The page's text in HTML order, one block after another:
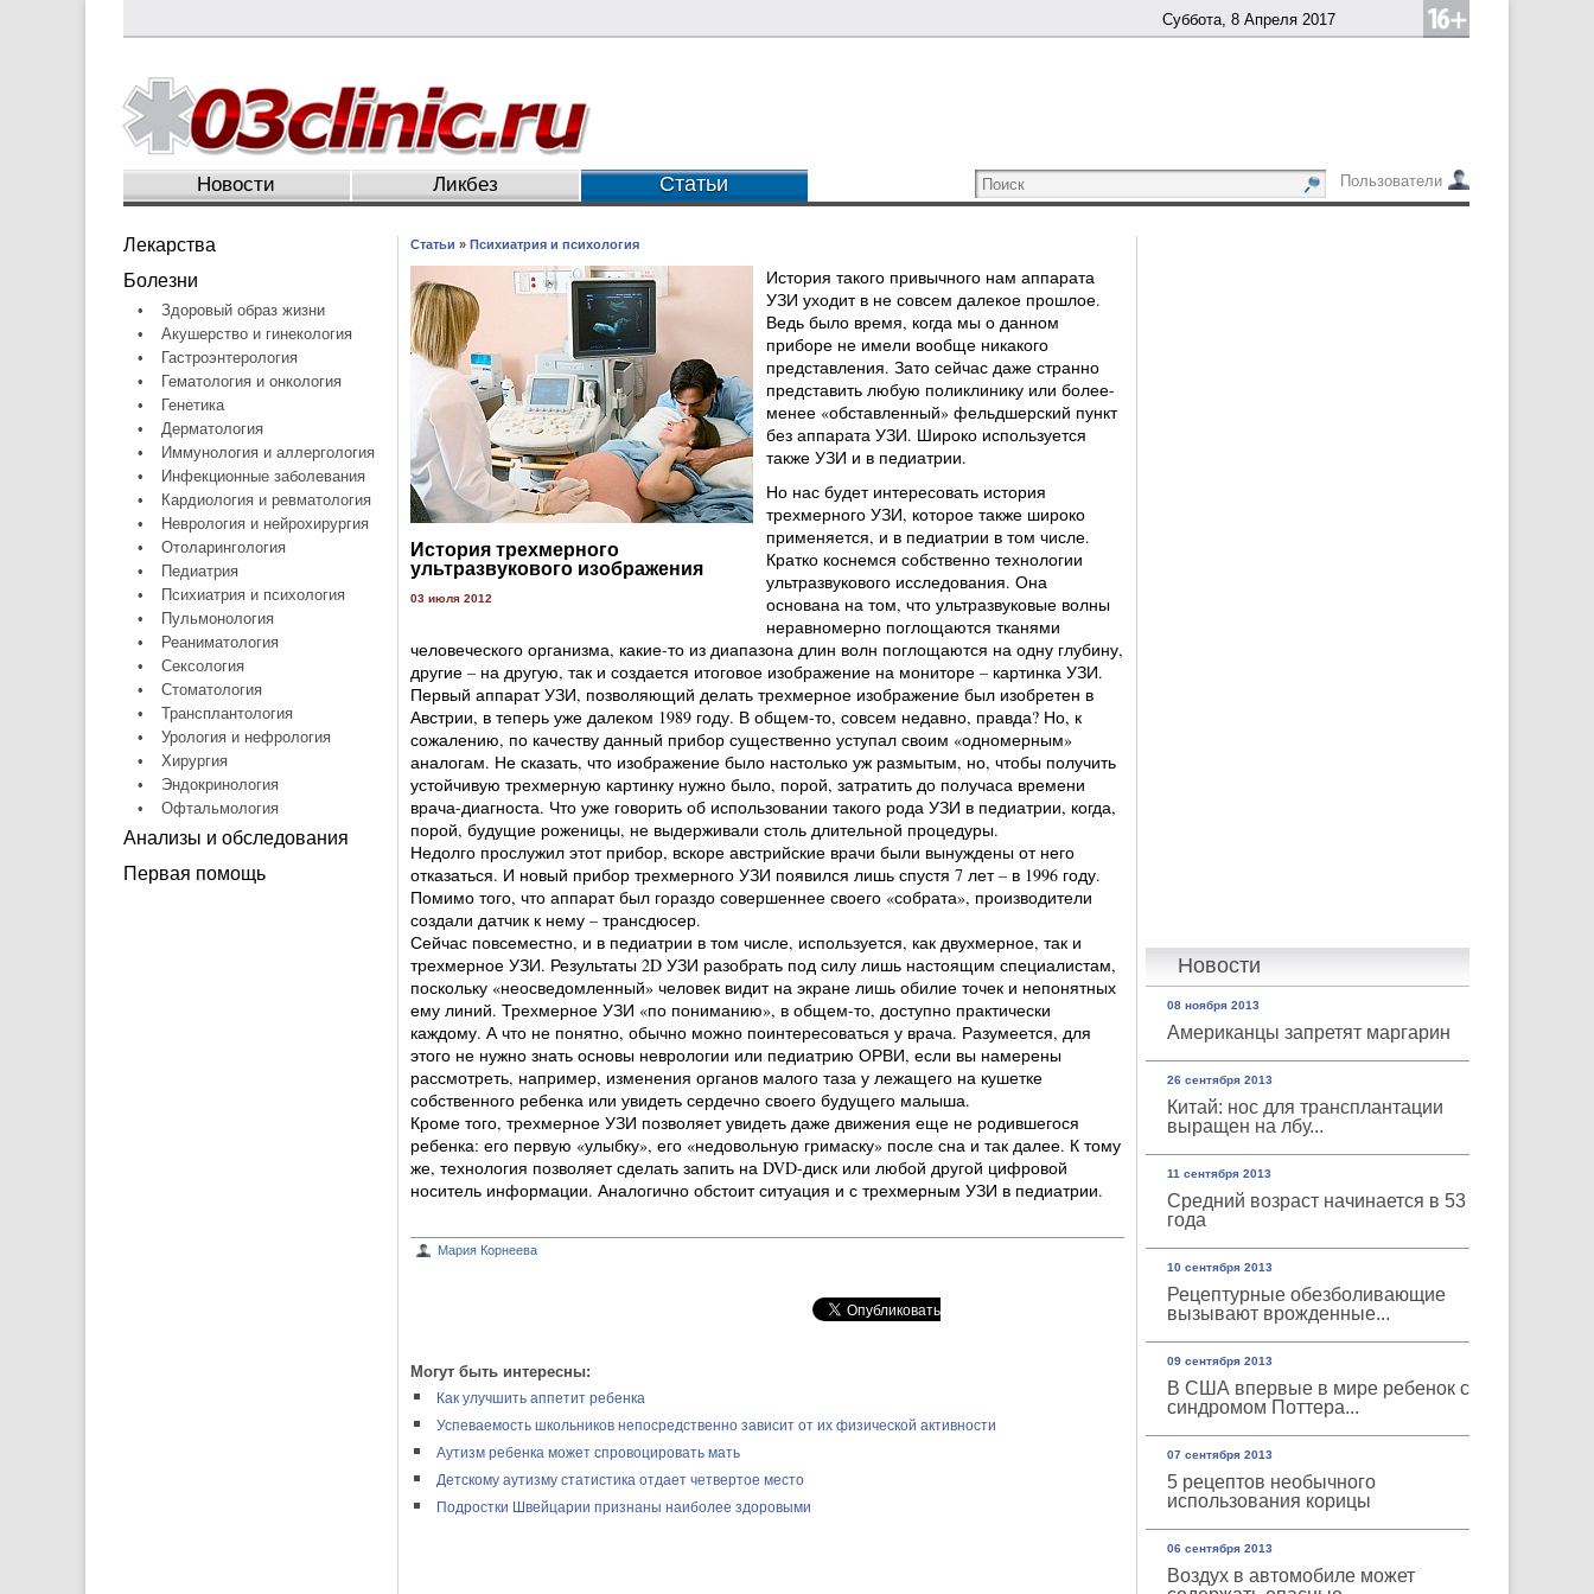
Суббота, 8 Апреля 2017
Пользователи
Новости Ликбез Статьи
Лекарства
Болезни
•
Здоровый образ жизни
•
Акушерство и гинекология
•
Гастроэнтерология
•
Гематология и онкология
•
Генетика
•
Дерматология
•
Иммунология и аллергология
•
Инфекционные заболевания
•
Кардиология и ревматология
•
Неврология и нейрохирургия
•
Отоларингология
•
Педиатрия
•
Психиатрия и психология
•
Пульмонология
•
Реаниматология
•
Сексология
•
Стоматология
•
Трансплантология
•
Урология и нефрология
•
Хирургия
•
Эндокринология
•
Офтальмология
Анализы и обследования
Первая помощь
Новости
08 ноября 2013
Американцы запретят маргарин
26 сентября 2013
Китай: нос для трансплантации
выращен на лбу...
11 сентября 2013
Средний возраст начинается в 53
года
10 сентября 2013
Рецептурные обезболивающие
вызывают врожденные...
09 сентября 2013
В США впервые в мире ребенок с
синдромом Поттера...
07 сентября 2013
5 рецептов необычного
использования корицы
06 сентября 2013
Воздух в автомобиле может
Статьи » Психиатрия и психология
История трехмерного
ультразвукового изображения
03 июля 2012
История такого привычного нам аппарата
УЗИ уходит в не совсем далекое прошлое.
Ведь было время, когда мы о данном
приборе не имели вообще никакого
представления. Зато сейчас даже странно
представить любую поликлинику или более-
менее «обставленный» фельдшерский пункт
без аппарата УЗИ. Широко используется
также УЗИ и в педиатрии.
Но нас будет интересовать история
трехмерного УЗИ, которое также широко
применяется, и в педиатрии в том числе.
Кратко коснемся собственно технологии
ультразвукового исследования. Она
основана на том, что ультразвуковые волны
неравномерно поглощаются тканями
человеческого организма, какие-то из диапазона длин волн поглощаются на одну глубину,
другие – на другую, так и создается итоговое изображение на мониторе – картинка УЗИ.
Первый аппарат УЗИ, позволяющий делать трехмерное изображение был изобретен в
Австрии, в теперь уже далеком 1989 году. В общем-то, совсем недавно, правда? Но, к
сожалению, по качеству данный прибор существенно уступал своим «одномерным»
аналогам. Не сказать, что изображение было настолько уж размытым, но, чтобы получить
устойчивую трехмерную картинку нужно было, порой, затратить до получаса времени
врача-диагноста. Что уже говорить об использовании такого рода УЗИ в педиатрии, когда,
порой, будущие роженицы, не выдерживали столь длительной процедуры.
Недолго прослужил этот прибор, вскоре австрийские врачи были вынуждены от него
отказаться. И новый прибор трехмерного УЗИ появился лишь спустя 7 лет – в 1996 году.
Помимо того, что аппарат был гораздо совершеннее своего «собрата», производители
создали датчик к нему – трансдюсер.
Сейчас повсеместно, и в педиатрии в том числе, используется, как двухмерное, так и
трехмерное УЗИ. Результаты 2D УЗИ разобрать под силу лишь настоящим специалистам,
поскольку «неосведомленный» человек видит на экране лишь обилие точек и непонятных
ему линий. Трехмерное УЗИ «по пониманию», в общем-то, доступно практически
каждому. А что не понятно, обычно можно поинтересоваться у врача. Разумеется, для
этого не нужно знать основы неврологии или педиатрию ОРВИ, если вы намерены
рассмотреть, например, изменения органов малого таза у лежащего на кушетке
собственного ребенка или увидеть сердечно своего будущего малыша.
Кроме того, трехмерное УЗИ позволяет увидеть даже движения еще не родившегося
ребенка: его первую «улыбку», его «недовольную гримаску» после сна и так далее. К тому
же, технология позволяет сделать запить на DVD-диск или любой другой цифровой
носитель информации. Аналогично обстоит ситуация и с трехмерным УЗИ в педиатрии.
Мария Корнеева
Могут быть интересны:
Как улучшить аппетит ребенка
Успеваемость школьников непосредственно зависит от их физической активности
Аутизм ребенка может спровоцировать мать
Детскому аутизму статистика отдает четвертое место
Подростки Швейцарии признаны наиболее здоровыми